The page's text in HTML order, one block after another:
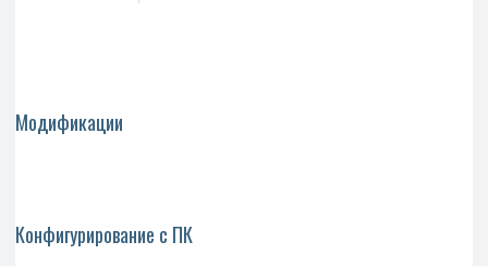
Модификации
Конфигурирование с ПК